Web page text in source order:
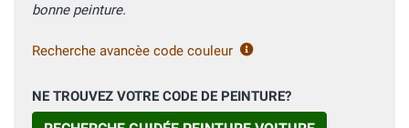
bonne peinture.
Recherche avancèe code couleur
NE TROUVEZ VOTRE CODE DE PEINTURE?